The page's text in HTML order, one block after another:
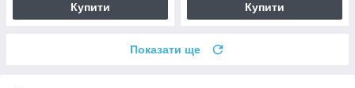
Купити Купити
Показати ще